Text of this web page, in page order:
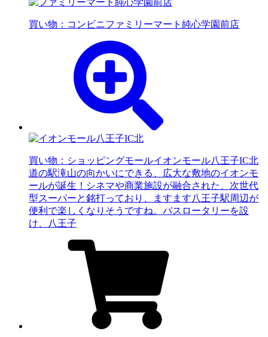
買い物：コンビニファミリーマート純心学園前店
買い物：ショッピングモールイオンモール八王子IC北
道の駅滝山の向かいにできる、広大な敷地のイオンモ
ールが誕生！シネマや商業施設が融合された、次世代
型スーパーと銘打っており、ますます八王子駅周辺が
便利で楽しくなりそうですね。バスロータリーを設
け、八王子